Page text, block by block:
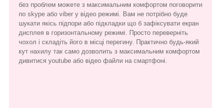
без проблем можете з максимальним комфортом поговорити
по skype або viber у відео режимі. Вам не потрібно буде
шукати якісь підпори або підкладки що б зафіксувати екран
дисплея в горизонтальному режимі. Просто переверніть
чохол і складіть його в місці перегину. Практично будь-який
кут нахилу так само дозволить з максимальним комфортом
дивитися youtube або відео файли на смартфоні.